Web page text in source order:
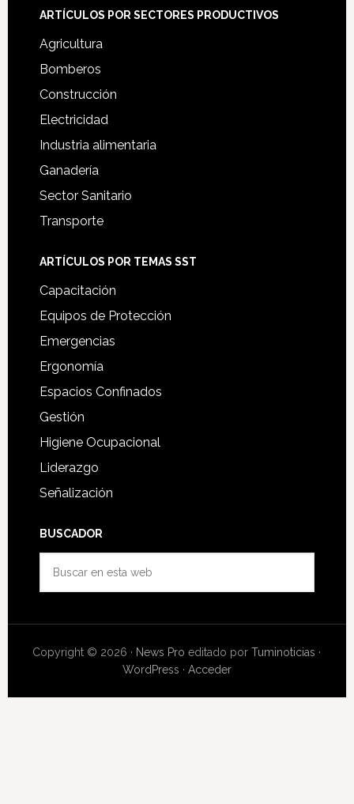
ARTÍCULOS POR SECTORES PRODUCTIVOS
Agricultura
Bomberos
Construcción
Electricidad
Industria alimentaria
Ganadería
Sector Sanitario
Transporte
ARTÍCULOS POR TEMAS SST
Capacitación
Equipos de Protección
Emergencias
Ergonomía
Espacios Confinados
Gestión
Higiene Ocupacional
Liderazgo
Señalización
BUSCADOR
web
Copyright © 2026 · News Pro editado porTuminoticias ·
WordPress · Acceder